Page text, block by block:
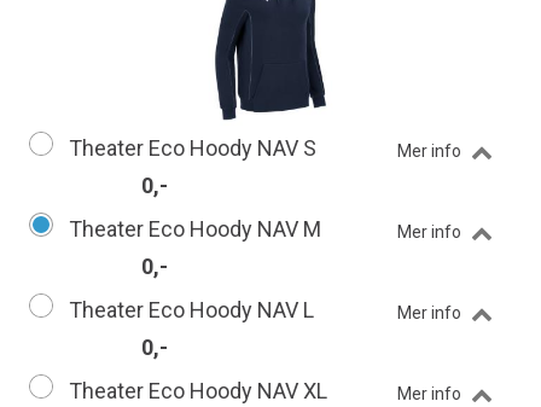
Theater Eco Hoody NAV S Mer info
0,-
Theater Eco Hoody NAV M
Mer info
0,-
Theater Eco Hoody NAV L
Mer info
0,-
Theater Eco Hoody NAV XL
Mer info